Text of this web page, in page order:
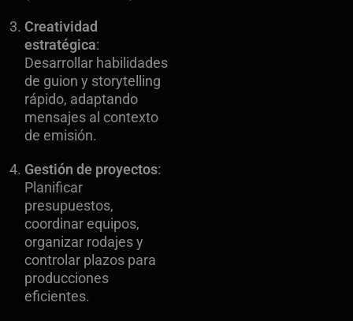
Creatividad
estratégica:
Desarrollar habilidades
de guion y storytelling
rápido, adaptando
mensajes al contexto
de emisión.
Gestión de proyectos:
Planificar
presupuestos,
coordinar equipos,
organizar rodajes y
controlar plazos para
producciones
eficientes.